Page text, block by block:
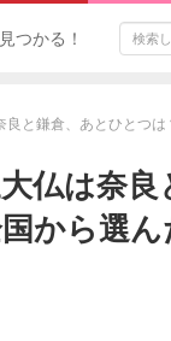
良と鎌倉、あとひとつ
仏は奈
から選
つかる！